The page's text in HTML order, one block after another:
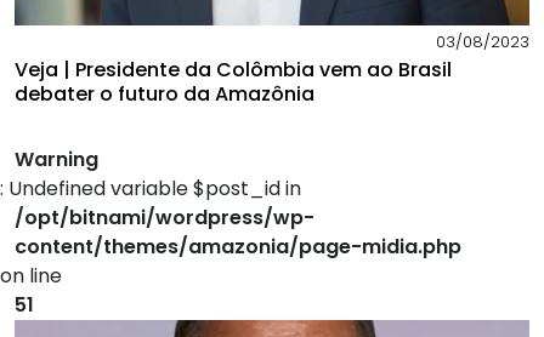
03/08/2023
Veja | Presidente da Colômbia vem ao Brasil
debater o futuro da Amazônia
Warning
: Undefined variable $post_id in
/opt/bitnami/wordpress/wp-
content/themes/amazonia/page-midia.php
on line
51